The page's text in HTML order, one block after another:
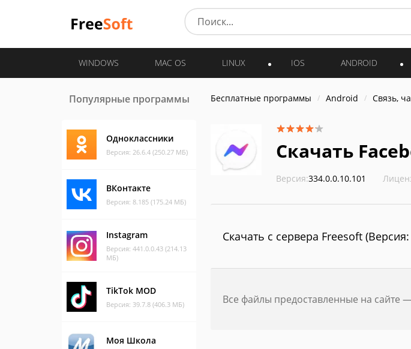
WINDOWS MAC OS LINUX IOS ANDROID
Популярные программы
Одноклассники
Версия: 26.6.4 (250.27 МБ)
ВКонтакте
Версия: 8.185 (175.24 МБ)
Instagram
Версия: 441.0.0.43 (214.13
МБ)
TikTok MOD
Версия: 39.7.8 (406.3 МБ)
Моя Школа
Бесплатные программы Android Связь,
Скачать
Версия:334.0.0.10.101
Скачать с сервера Freesoft
Все файлы предоставленные на